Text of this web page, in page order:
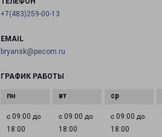
+7(483)259-00-13
EMAIL
bryansk@pecom.ru
ГРАФИК РАБОТЫ
с 09:00 до
18:00
с 09:00 до
18:00
с 09:00 до
18:00